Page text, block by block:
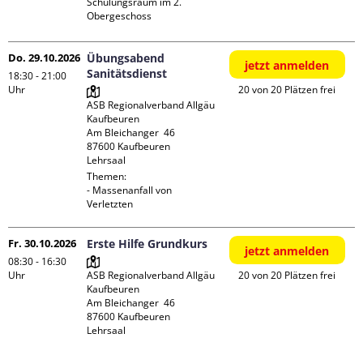
Obergeschoss
Do. 29.10.2026
18:30 - 21:00
Uhr
Übungsabend
Sanitätsdienst
ASB Regionalverband Allgäu
Kaufbeuren
Am Bleichanger  46
87600 Kaufbeuren
Lehrsaal
Themen:
- Massenanfall von
Verletzten
jetzt anmelden
20 von 20 Plätzen frei
Fr. 30.10.2026
08:30 - 16:30
Uhr
Erste Hilfe Grundkurs
ASB Regionalverband Allgäu
Kaufbeuren
Am Bleichanger  46
87600 Kaufbeuren
Lehrsaal
jetzt anmelden
20 von 20 Plätzen frei